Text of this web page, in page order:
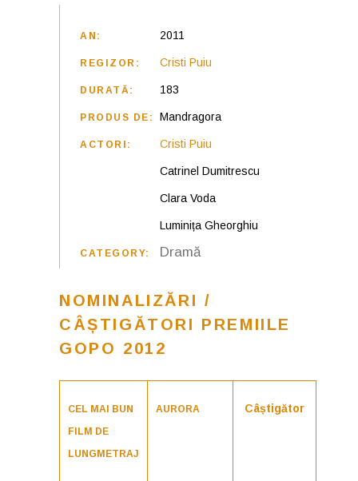
AN: 2011
REGIZOR: Cristi Puiu
DURATĂ: 183
PRODUS DE: Mandragora
ACTORI: Cristi Puiu
Catrinel Dumitrescu
Clara Voda
Luminița Gheorghiu
CATEGORY: Dramă
NOMINALIZĂRI /
CÂȘTIGĂTORI PREMIILE
GOPO 2012
CEL MAI BUN
FILM DE
LUNGMETRAJ
AURORA Câștigător